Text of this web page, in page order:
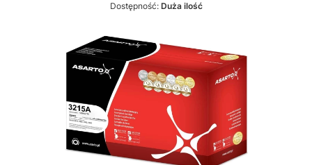
Dostępność: Duża ilość